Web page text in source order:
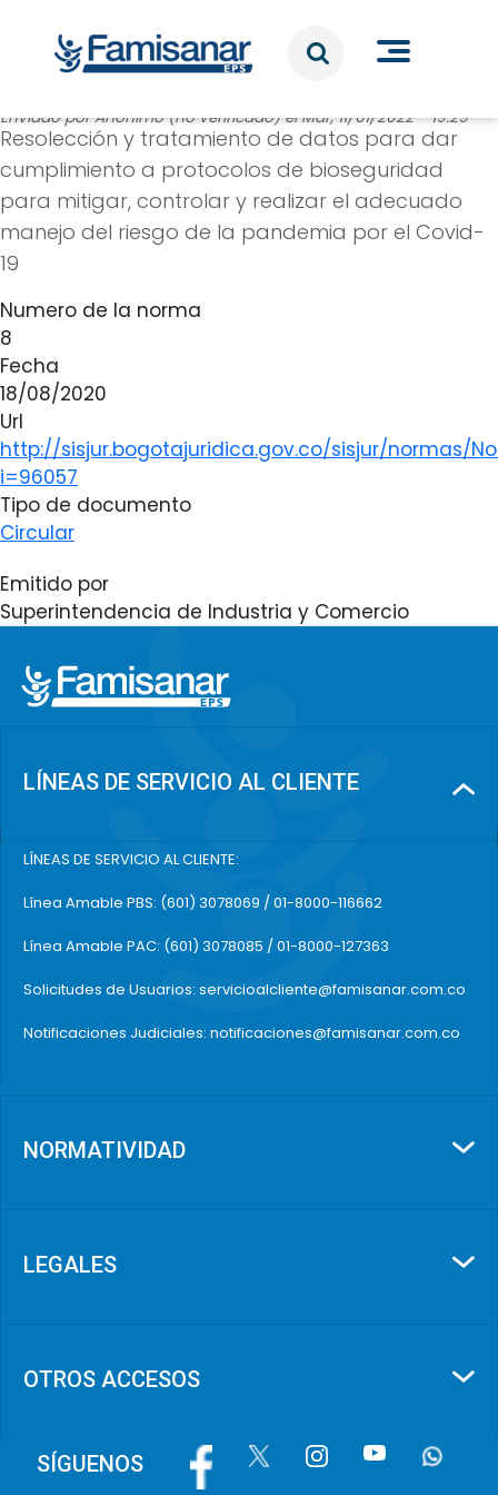
Enviado porAnónimo (no verificado)elMar, 11/01/2022 - 19:29
Resolección y tratamiento de datos para dar
cumplimiento a protocolos de bioseguridad
para mitigar, controlar y realizar el adecuado
manejo del riesgo de la pandemia por el Covid-
19
Numero de la norma
8
Fecha
18/08/2020
Url
http://sisjur.bogotajuridica.gov.co/sisjur/normas/
i=96057
Tipo de documento
Circular
Emitido por
Superintendencia de Industria y Comercio
LÍNEAS DE SERVICIO AL CLIENTE
LÍNEAS DE SERVICIO AL CLIENTE:
Línea Amable PBS: (601) 3078069 / 01-8000-116662
Línea Amable PAC: (601) 3078085 / 01-8000-127363
Solicitudes de Usuarios: servicioalcliente@famisanar.com.co
Notificaciones Judiciales: notificaciones@famisanar.com.co
NORMATIVIDAD
LEGALES
OTROS ACCESOS
SÍGUENOS Image Image Image Image Image